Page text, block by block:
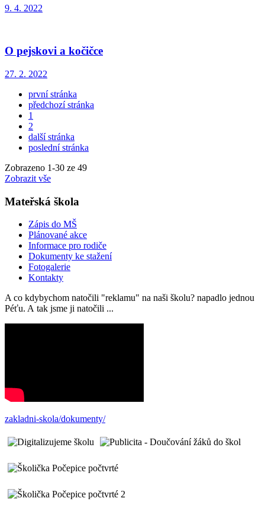
9. 4. 2022
O pejskovi a kočičce
27. 2. 2022
první stránka
předchozí stránka
1
2
další stránka
poslední stránka
Zobrazeno 1-30 ze 49
Zobrazit vše
Mateřská škola
Zápis do MŠ
Plánované akce
Informace pro rodiče
Dokumenty ke stažení
Fotogalerie
Kontakty
A co kdybychom natočili "reklamu" na naši školu? napadlo jednou
Péťu. A tak jsme ji natočili ...
zakladni-skola/dokumenty/